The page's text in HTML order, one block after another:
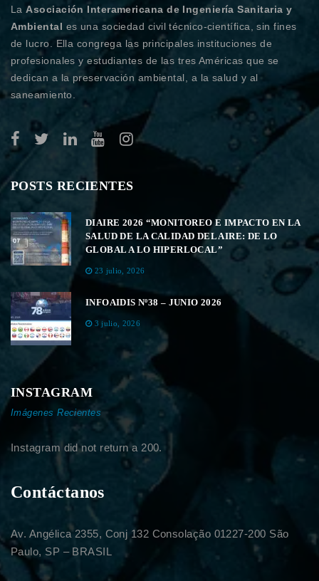
LaAsociación Interamericana de Ingeniería Sanitaria y
Ambiental es una sociedad civil técnico-científica, sin fines
de lucro. Ella congrega las principales instituciones de
profesionales y estudiantes de las tres Américas que se
dedican a la preservación ambiental, a la salud y al
saneamiento.
POSTS RECIENTES
DIAIRE 2026 “MONITOREO E IMPACTO EN LA
SALUD DE LA CALIDAD DEL AIRE: DE LO
GLOBAL A LO HIPERLOCAL”
23 julio, 2026
INFOAIDIS Nº38 – JUNIO 2026
3 julio, 2026
INSTAGRAM
Imágenes Recientes
Instagram did not return a 200.
Contáctanos
Av. Angélica 2355, Conj 132 Consolação 01227-200 São
Paulo, SP – BRASIL